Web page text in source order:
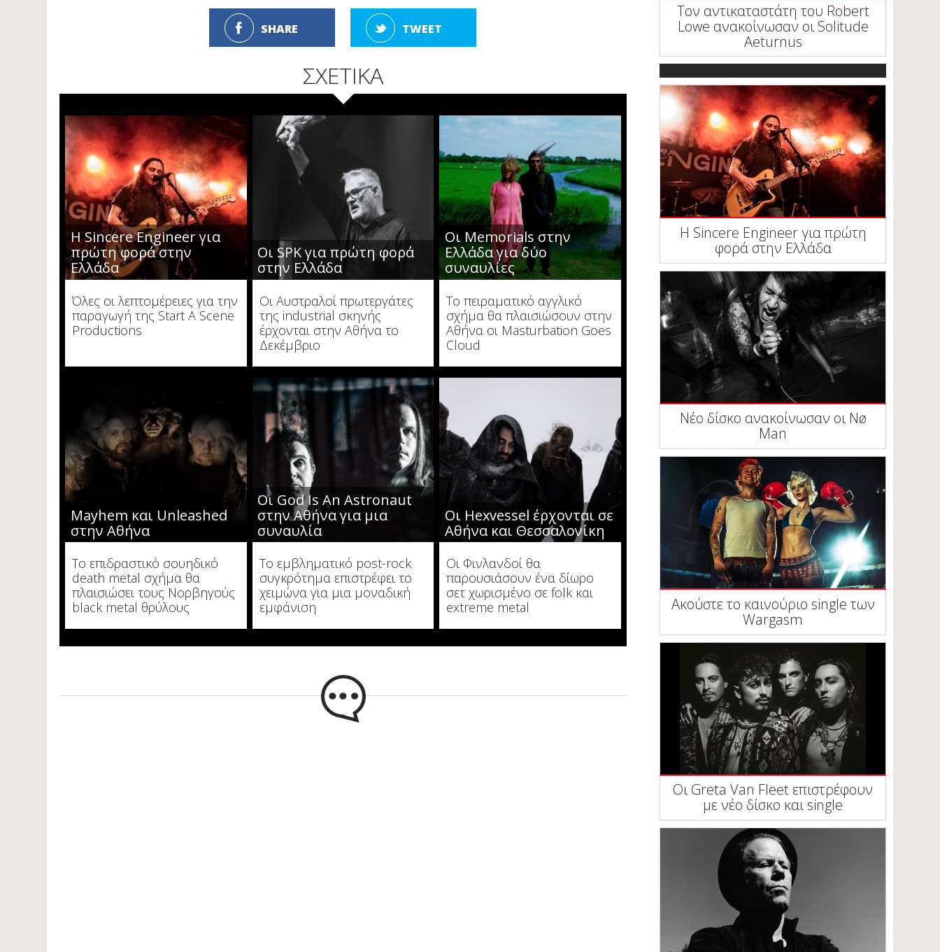
SHARE TWEET
ΣΧΕΤΙΚΑ
Η Sincere Engineer για
πρώτη φορά στην
Ελλάδα
Όλες οι λεπτομέρειες για την
παραγωγή της Start A Scene
Productions
Οι SPK για πρώτη φορά
στην Ελλάδα
Οι Αυστραλοί πρωτεργάτες
της industrial σκηνής
έρχονται στην Αθήνα το
Δεκέμβριο
Οι Memorials στην
Ελλάδα για δύο
συναυλίες
Το πειραματικό αγγλικό
σχήμα θα πλαισιώσουν στην
Αθήνα οι Masturbation Goes
Cloud
Mayhem και Unleashed
στην Αθήνα
Το επιδραστικό σουηδικό
death metal σχήμα θα
πλαισιώσει τους Νορβηγούς
black metal θρύλους
Οι God Is An Astronaut
στην Αθήνα για μια
συναυλία
Το εμβληματικό post-rock
συγκρότημα επιστρέφει το
χειμώνα για μια μοναδική
εμφάνιση
Οι Hexvessel έρχονται σε
Αθήνα και Θεσσαλονίκη
Οι Φινλανδοί θα
παρουσιάσουν ένα δίωρο
σετ χωρισμένο σε folk και
extreme metal
Τον αντικαταστάτη του Robert
Lowe ανακοίνωσαν οι Solitude
Aeturnus
Η Sincere Engineer για πρώτη
φορά στην Ελλάδα
Νέο δίσκο ανακοίνωσαν οι Nø
Man
Ακούστε το καινούριο single των
Wargasm
Οι Greta Van Fleet επιστρέφουν
με νέο δίσκο και single